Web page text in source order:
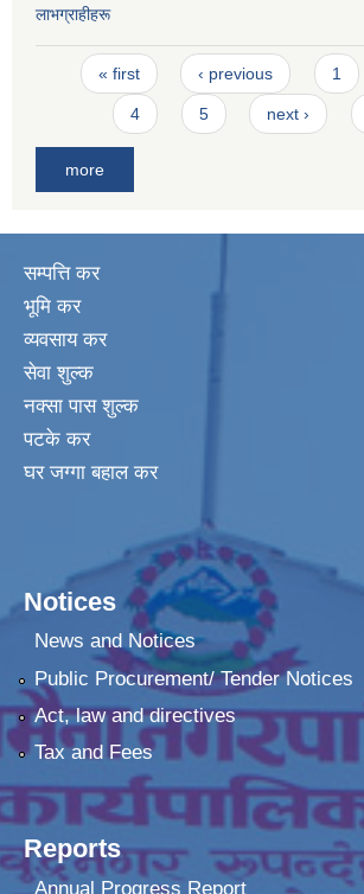
लाभग्राहीहरू
Pages
« first ‹ previous 1
4 5 next ›
more
सम्पत्ति कर
भूमि कर
व्यवसाय कर
सेवा शुल्क
नक्सा पास शुल्क
पटके कर
घर जग्गा बहाल कर
Notices
News and Notices
Public Procurement/ Tender Notices
Act, law and directives
Tax and Fees
Reports
Annual Progress Report